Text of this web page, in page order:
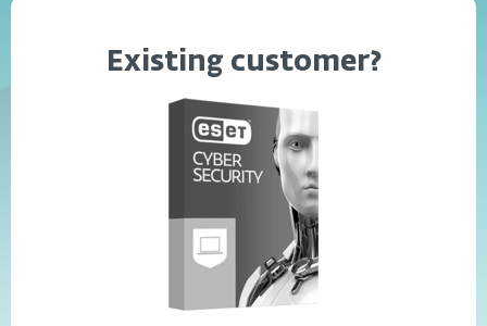
Existing customer?